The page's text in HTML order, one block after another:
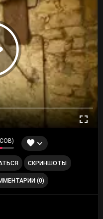
СКРИНШОТЫ
(0)